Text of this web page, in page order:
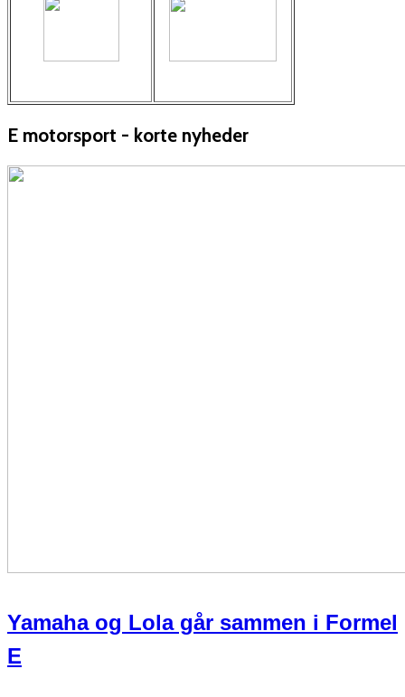
E motorsport - korte nyheder
Yamaha og Lola går sammen i Formel
E